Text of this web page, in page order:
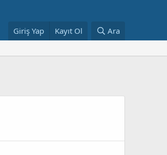
Giriş Yap Kayıt Ol Ara